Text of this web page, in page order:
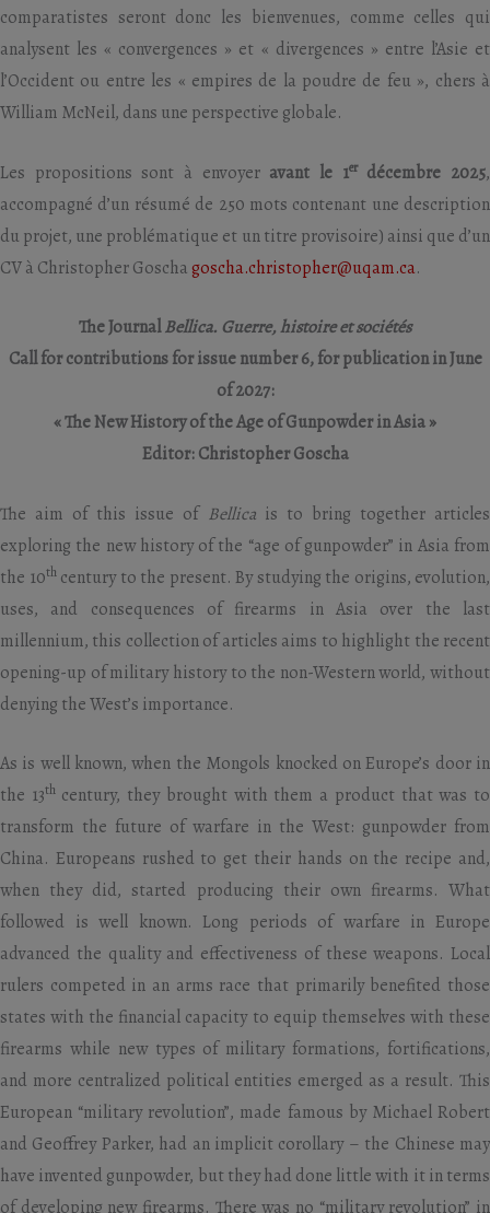
comparatistes seront donc les bienvenues, comme celles qui
analysent les « convergences » et « divergences » entre l’Asie et
l’Occident ou entre les « empires de la poudre de feu », chers à
William McNeil, dans une perspective globale.
Les propositions sont à envoyeravant le 1erdécembre 2025,
accompagné d’un résumé de 250 mots contenant une description
du projet, une problématique et un titre provisoire) ainsi que d’un
CV à Christopher Goschagoscha.christopher@uqam.ca.
The JournalBellica. Guerre, histoire et sociétés
Call for contributions for issue number 6, for publication in June
of 2027:
« The New History of the Age of Gunpowder in Asia »
Editor: Christopher Goscha
The aim of this issue of Bellicais to bring together articles
exploring the new history of the “age of gunpowder” in Asia from
the 10thcentury to the present. By studying the origins, evolution,
uses, and consequences of firearms in Asia over the last
millennium, this collection of articles aims to highlight the recent
opening-up of military history to the non-Western world, without
denying the West’s importance.
As is well known, when the Mongols knocked on Europe’s door in
the 13thcentury, they brought with them a product that was to
transform the future of warfare in the West: gunpowder from
China. Europeans rushed to get their hands on the recipe and,
when they did, started producing their own firearms. What
followed is well known. Long periods of warfare in Europe
advanced the quality and effectiveness of these weapons. Local
rulers competed in an arms race that primarily benefited those
states with the financial capacity to equip themselves with these
firearms while new types of military formations, fortifications,
and more centralized political entities emerged as a result. This
European “military revolution”, made famous by Michael Robert
and Geoffrey Parker, had an implicit corollary – the Chinese may
have invented gunpowder, but they had done little with it in terms
of developing new firearms. There was no “military revolution” in